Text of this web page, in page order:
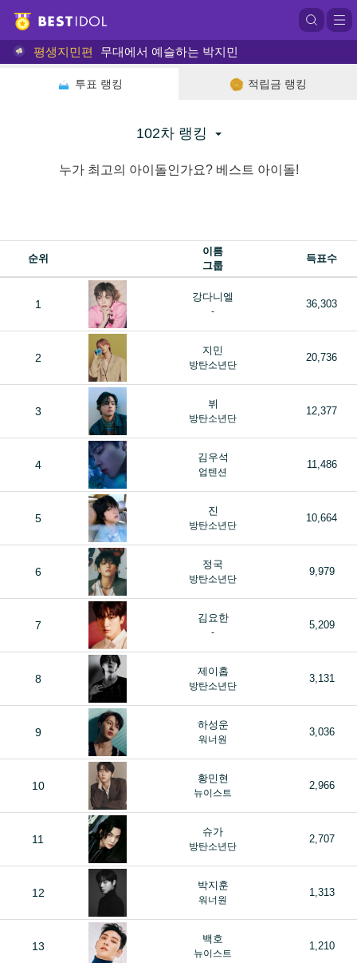
평생지민편 무대에서 예슬하는 박지민
투표 랭킹 적립금 랭킹
102차 랭킹
누가 최고의 아이돌인가요? 베스트 아이돌!
순위
이름
그룹
득표수
1
강다니엘
-
36,303
2
지민
방탄소년단
20,736
3
뷔
방탄소년단
12,377
4
김우석
업텐션
11,486
5
진
방탄소년단
10,664
6
정국
방탄소년단
9,979
7
김요한
-
5,209
8
제이홉
방탄소년단
3,131
9
하성운
워너원
3,036
10
황민현
뉴이스트
2,966
11
슈가
방탄소년단
2,707
12
박지훈
워너원
1,313
13
백호
뉴이스트
1,210